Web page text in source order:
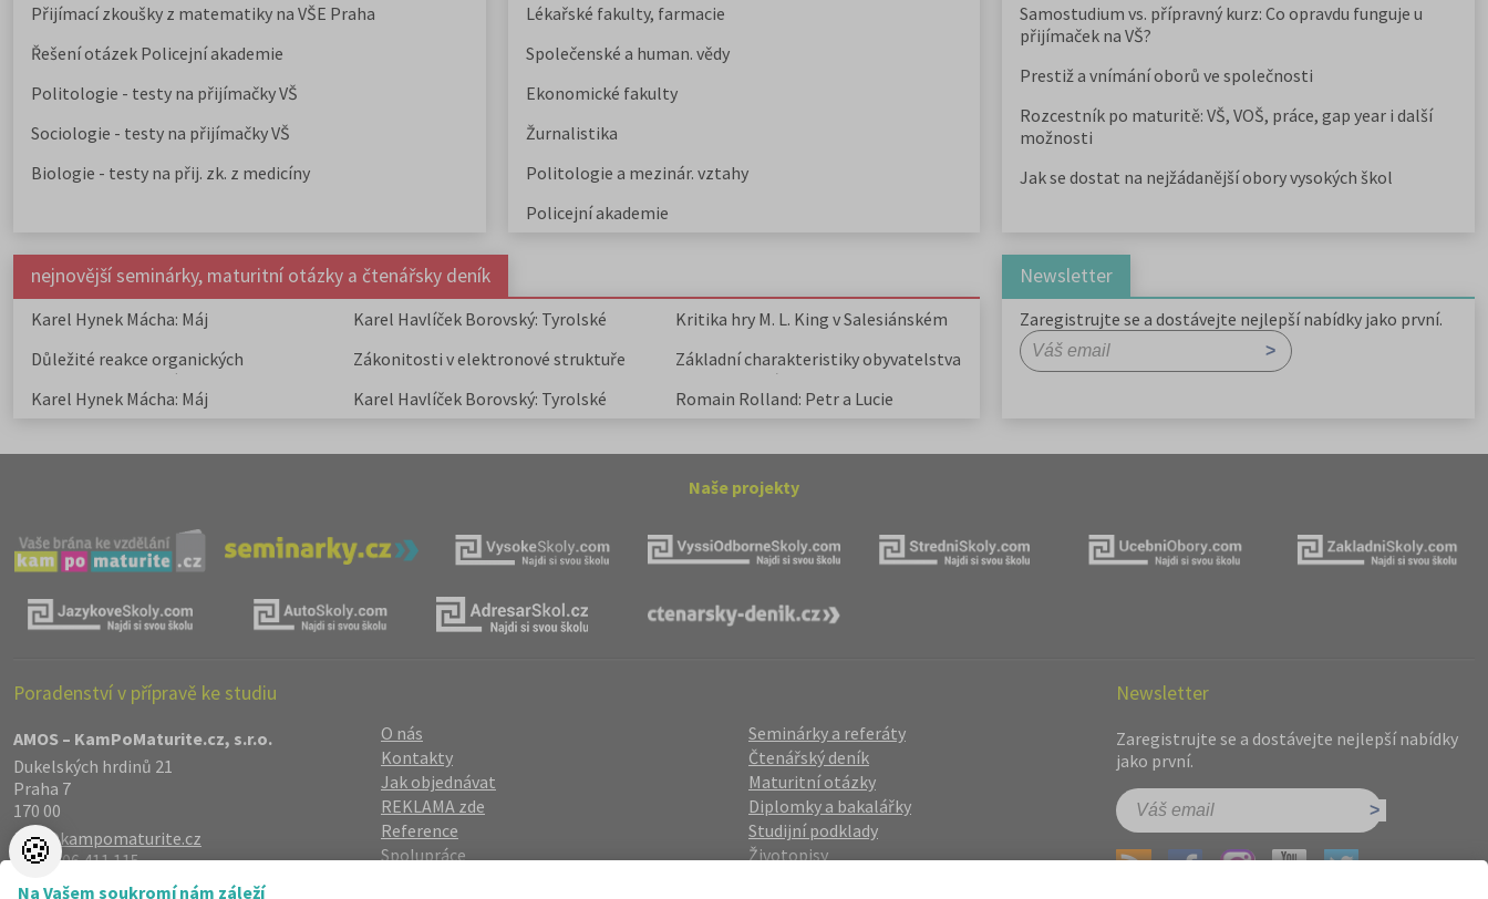
Přijímací zkoušky z matematiky na VŠE Praha
Řešení otázek Policejní akademie
Politologie - testy na přijímačky VŠ
Sociologie - testy na přijímačky VŠ
Biologie - testy na přij. zk. z medicíny
Lékařské fakulty, farmacie
Společenské a human. vědy
Ekonomické fakulty
Žurnalistika
Politologie a mezinár. vztahy
Policejní akademie
Samostudium vs. přípravný kurz: Co opravdu funguje u
přijímaček na VŠ?
Prestiž a vnímání oborů ve společnosti
Rozcestník po maturitě: VŠ, VOŠ, práce, gap year i další
možnosti
Jak se dostat na nejžádanější obory vysokých škol
nejnovější seminárky, maturitní otázky a čtenářsky deník
Karel Hynek Mácha: Máj
Karel Havlíček Borovský: Tyrolské
Kritika hry M. L. King v Salesiánském
Důležité reakce organických
sloučenin a jejich význam
Zákonitosti v elektronové struktuře
Základní charakteristiky obyvatelstva
a geografie sídel
Karel Hynek Mácha: Máj
Karel Havlíček Borovský: Tyrolské
Romain Rolland: Petr a Lucie
Newsletter
Zaregistrujte se a dostávejte nejlepší nabídky jako první.
Naše projekty
Poradenství v přípravě ke studiu
AMOS – KamPoMaturite.cz, s.r.o.
Dukelských hrdinů 21
Praha 7
170 00
info@kampomaturite.cz
+420 606 411 115
O nás
Kontakty
Jak objednávat
REKLAMA zde
Reference
Spolupráce
Seminárky a referáty
Čtenářský deník
Maturitní otázky
Diplomky a bakalářky
Studijní podklady
Životopisy
Newsletter
Zaregistrujte se a dostávejte nejlepší nabídky
jako první.
🍪
Na Vašem soukromí nám záleží